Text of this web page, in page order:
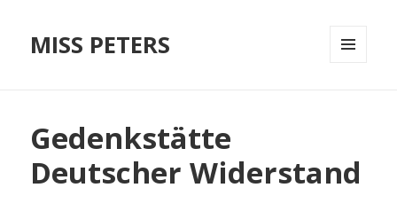
MISS PETERS
Gedenkstätte
Deutscher Widerstand